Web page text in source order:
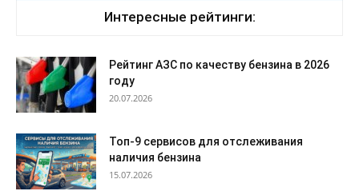
Интересные рейтинги:
Рейтинг АЗС по качеству бензина в 2026
году
20.07.2026
Топ-9 сервисов для отслеживания
наличия бензина
15.07.2026